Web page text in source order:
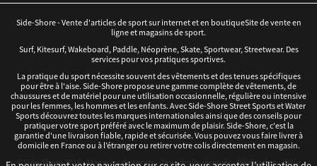
Side-Shore - Vente d'articles de sport sur internet et en boutiqueSite de vente en
ligne et magasins de sport.
Surf, Kitesurf, Wakeboard, Paddle, Néoprène, Skate, Sportwear, Streetwear. Des
services pour vos pratiques sportives.
La pratique du sport nécessite souvent des vêtements et des tenues spécifiques
pour être à l'aise. Side-Shore propose une gamme complète de vêtements, de
chaussures et de matériel pour une utilisation occasionnelle, régulière ou intensive
pour les femmes, les hommes et les enfants. Avec Side-Shore Street Sports et Water
Sports découvrez toutes les marques internationales ainsi que des conseils pour
pratiquer votre sport préféré avec le maximum de plaisir. Side-Shore, c'est la
garantie d'une livraison fiable, rapide et sécurisée. Vous pouvez vous faire livrer à
domicile en France ou à l’étranger ou retirer votre colis directement en magasin.
©Side-Shore 2016 - Magasins de sports - Tous droits réservés - Réalisation :iD3ix